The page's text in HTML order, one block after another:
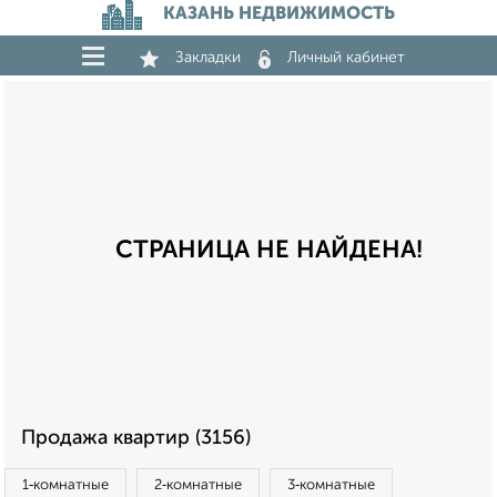
КАЗАНЬ НЕДВИЖИМОСТЬ
Закладки Личный кабинет
СТРАНИЦА НЕ НАЙДЕНА!
Продажа квартир (3156)
1‑комнатные 2‑комнатные 3‑комнатные